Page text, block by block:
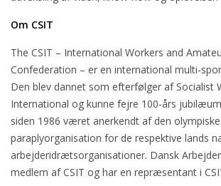
Om CSIT
The CSIT – International Workers and
Confederation – er en international multi-
Den blev dannet som efterfølger af Socialist
International og kunne fejre 100-års
siden 1986 været anerkendt af den
paraplyorganisation for de respektive lands
arbejderidrætsorganisationer. Dansk
medlem af CSIT og har en repræsentant i